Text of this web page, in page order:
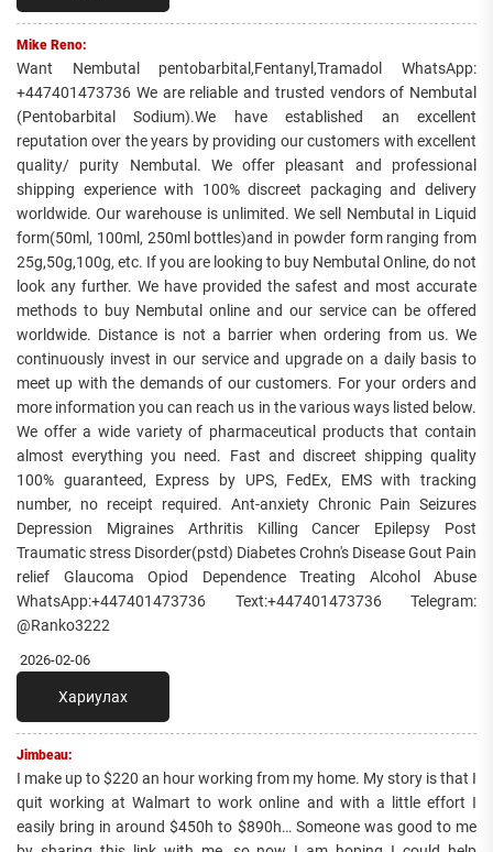
Mike Reno:
Want Nembutal pentobarbital,Fentanyl,Tramadol WhatsApp:
+447401473736 We are reliable and trusted vendors of Nembutal
(Pentobarbital Sodium).We have established an excellent
reputation over the years by providing our customers with excellent
quality/ purity Nembutal. We offer pleasant and professional
shipping experience with 100% discreet packaging and delivery
worldwide. Our warehouse is unlimited. We sell Nembutal in Liquid
form(50ml, 100ml, 250ml bottles)and in powder form ranging from
25g,50g,100g, etc. If you are looking to buy Nembutal Online, do not
look any further. We have provided the safest and most accurate
methods to buy Nembutal online and our service can be offered
worldwide. Distance is not a barrier when ordering from us. We
continuously invest in our service and upgrade on a daily basis to
meet up with the demands of our customers. For your orders and
more information you can reach us in the various ways listed below.
We offer a wide variety of pharmaceutical products that contain
almost everything you need. Fast and discreet shipping quality
100% guaranteed, Express by UPS, FedEx, EMS with tracking
number, no receipt required. Ant-anxiety Chronic Pain Seizures
Depression Migraines Arthritis Killing Cancer Epilepsy Post
Traumatic stress Disorder(pstd) Diabetes Crohn's Disease Gout Pain
relief Glaucoma Opiod Dependence Treating Alcohol Abuse
WhatsApp:+447401473736 Text:+447401473736 Telegram:
@Ranko3222
2026-02-06
Хариулах
Jimbeau:
I make up to $220 an hour working from my home. My story is that I
quit working at Walmart to work online and with a little effort I
easily bring in around $450h to $890h… Someone was good to me